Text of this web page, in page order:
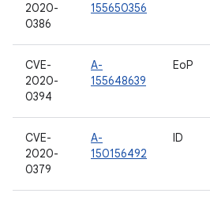
2020-
0386
155650356
CVE-
2020-
0394
A-
155648639
EoP
CVE-
2020-
0379
A-
150156492
ID